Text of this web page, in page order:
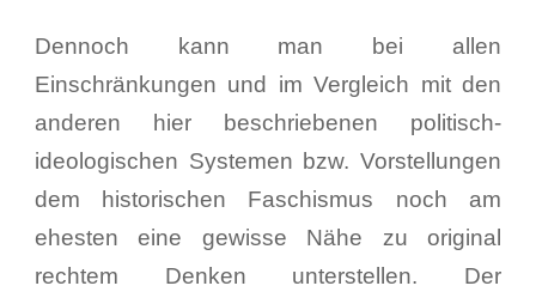
Dennoch kann man bei allen
Einschränkungen und im Vergleich mit den
anderen hier beschriebenen politisch-
ideologischen Systemen bzw. Vorstellungen
dem historischen Faschismus noch am
ehesten eine gewisse Nähe zu original
rechtem Denken unterstellen. Der